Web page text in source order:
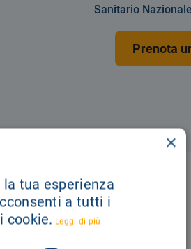
Sanitario
Prenota
×
tua esperienza
a tutti i
cookie. Leggi di più